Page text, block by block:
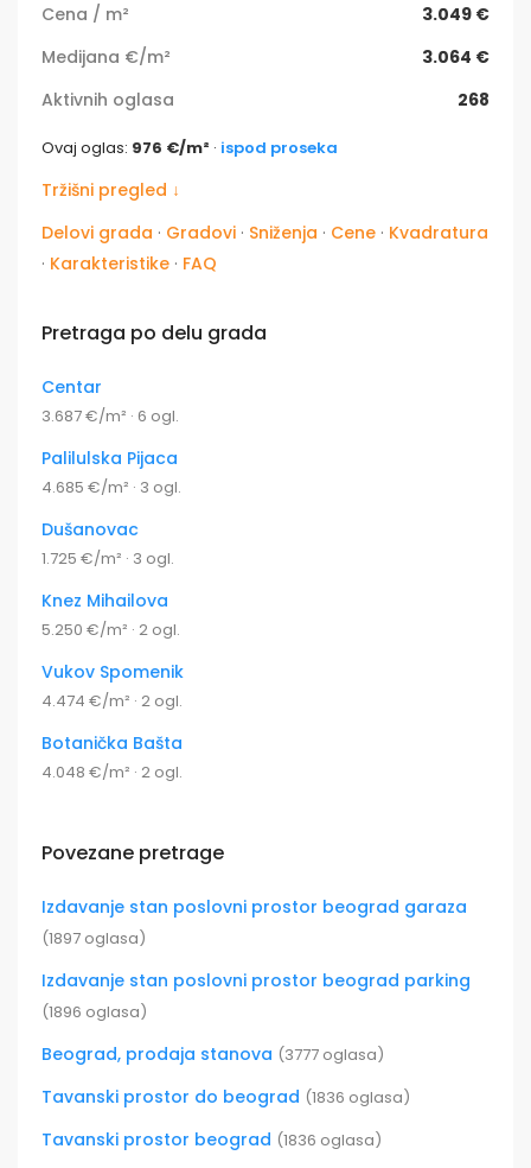
Cena / m²
3.049 €
Medijana €/m²
3.064 €
Aktivnih oglasa
268
Ovaj oglas: 976 €/m² · ispod proseka
Tržišni pregled ↓
Delovi grada · Gradovi · Sniženja · Cene · Kvadratura
· Karakteristike · FAQ
Pretraga po delu grada
Centar
3.687 €/m² · 6 ogl.
Palilulska Pijaca
4.685 €/m² · 3 ogl.
Dušanovac
1.725 €/m² · 3 ogl.
Knez Mihailova
5.250 €/m² · 2 ogl.
Vukov Spomenik
4.474 €/m² · 2 ogl.
Botanička Bašta
4.048 €/m² · 2 ogl.
Povezane pretrage
Izdavanje stan poslovni prostor beograd garaza
(1897 oglasa)
Izdavanje stan poslovni prostor beograd parking
(1896 oglasa)
Beograd, prodaja stanova (3777 oglasa)
Tavanski prostor do beograd (1836 oglasa)
Tavanski prostor beograd (1836 oglasa)